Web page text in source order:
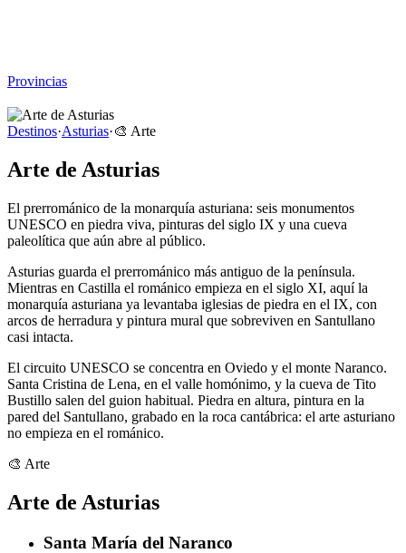
Provincias
Destinos·Asturias·🎨 Arte
Arte de Asturias
El prerrománico de la monarquía asturiana: seis monumentos
UNESCO en piedra viva, pinturas del siglo IX y una cueva
paleolítica que aún abre al público.
Asturias guarda el prerrománico más antiguo de la península.
Mientras en Castilla el románico empieza en el siglo XI, aquí la
monarquía asturiana ya levantaba iglesias de piedra en el IX, con
arcos de herradura y pintura mural que sobreviven en Santullano
casi intacta.
El circuito UNESCO se concentra en Oviedo y el monte Naranco.
Santa Cristina de Lena, en el valle homónimo, y la cueva de Tito
Bustillo salen del guion habitual. Piedra en altura, pintura en la
pared del Santullano, grabado en la roca cantábrica: el arte asturiano
no empieza en el románico.
🎨 Arte
Arte de Asturias
Santa María del Naranco